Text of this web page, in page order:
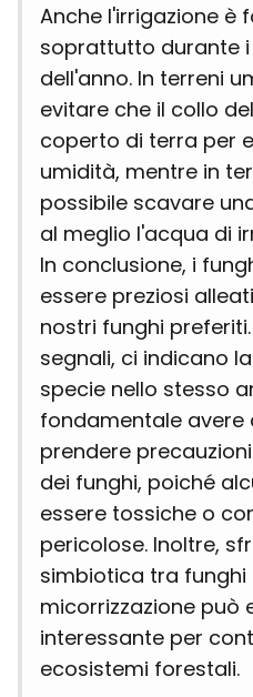
Anche l'irrigazione è
soprattutto durante
dell'anno. In terreni
evitare che il collo
coperto di terra per
umidità, mentre in
possibile scavare
al meglio l'acqua di
In conclusione, i
essere preziosi
nostri funghi
segnali, ci indicano
specie nello stesso
fondamentale avere
prendere
dei funghi, poiché
essere tossiche o
pericolose. Inoltre,
simbiotica tra
micorrizzazione può
interessante per
ecosistemi forestali.